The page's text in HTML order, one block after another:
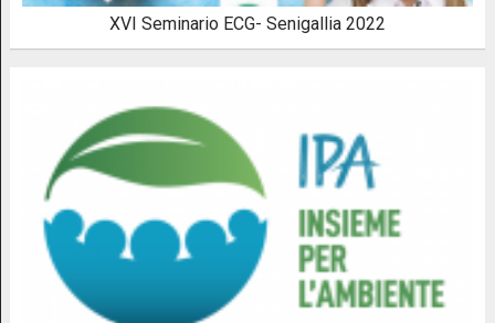
XVI Seminario ECG- Senigallia 2022